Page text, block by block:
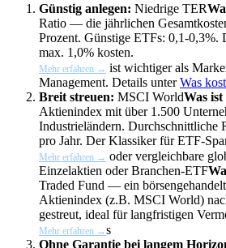
Günstig anlegen: Niedrige TER
Ratio — die jährlichen
Prozent. Günstige ETFs: 0,1-0,3%.
max. 1,0% kosten.
Mehr erfahren → ist wichtiger als
Management. Details unterWas
Breit streuen: MSCI WorldWas
Aktienindex mit über 1.500
Industrieländern. Durchschnittliche
pro Jahr. Der Klassiker für ETF-
Mehr erfahren → oder vergleichbare
Einzelaktien oder Branchen-ETF
Traded Fund — ein
Aktienindex (z.B. MSCI World)
gestreut, ideal für langfristigen
Mehr erfahren →s
Ohne Garantie bei langem